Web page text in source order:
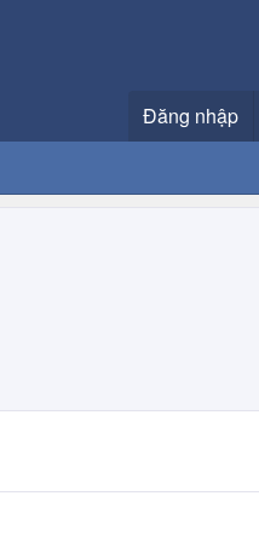
Đăng nhập